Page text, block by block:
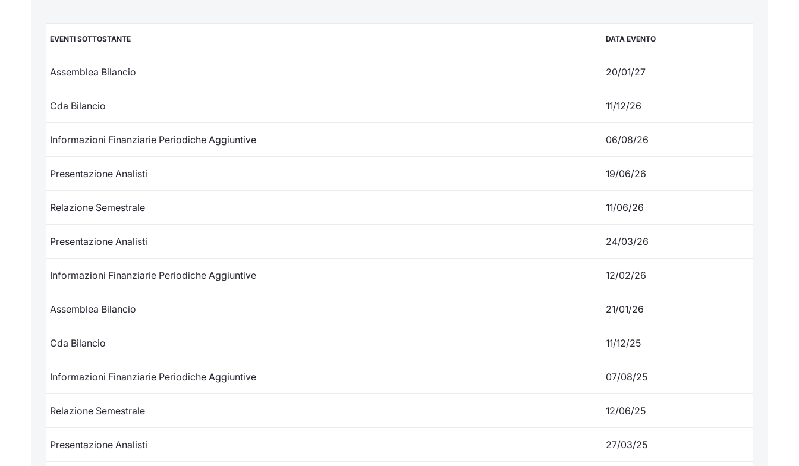
EVENTI SOTTOSTANTE DATA EVENTO
Assemblea Bilancio 20/01/27
Cda Bilancio 11/12/26
Informazioni Finanziarie Periodiche Aggiuntive 06/08/26
Presentazione Analisti 19/06/26
Relazione Semestrale 11/06/26
Presentazione Analisti 24/03/26
Informazioni Finanziarie Periodiche Aggiuntive 12/02/26
Assemblea Bilancio 21/01/26
Cda Bilancio 11/12/25
Informazioni Finanziarie Periodiche Aggiuntive 07/08/25
Relazione Semestrale 12/06/25
Presentazione Analisti 27/03/25